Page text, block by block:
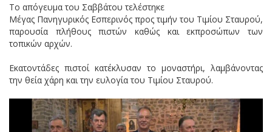
Το απόγευμα του Σαββάτου τελέστηκε
Μέγας Πανηγυρικός Εσπερινός προς τιμήν του Τιμίου Σταυρού,
παρουσία πλήθους πιστών καθώς και εκπροσώπων των
τοπικών αρχών.
Εκατοντάδες πιστοί κατέκλυσαν το μοναστήρι, λαμβάνοντας
την θεία χάρη και την ευλογία του Τιμίου Σταυρού.